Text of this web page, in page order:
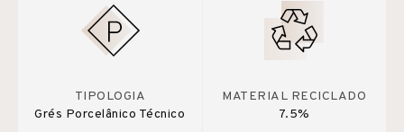
TIPOLOGIA
Grés Porcelânico Técnico
MATERIAL RECICLADO
7.5%